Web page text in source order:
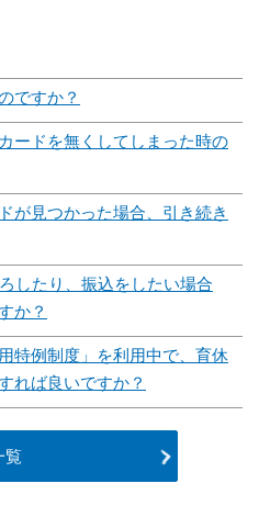
ですか？
ードを無くしてしまった時の
が見つかった場合、引き続き
したり、振込をしたい場合
か？
特例制度」を利用中で、育休
れば良いですか？
覧